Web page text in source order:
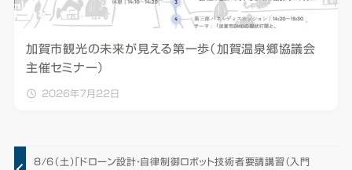
加賀市観光の未来が見える第一歩（加賀温泉郷協議会
主催セミナー）
2026年7月22日
8/6（土）「ドローン設計・自律制御ロボット技術者要請講習（入門